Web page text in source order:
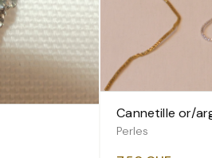
Cannetille or/
Perles